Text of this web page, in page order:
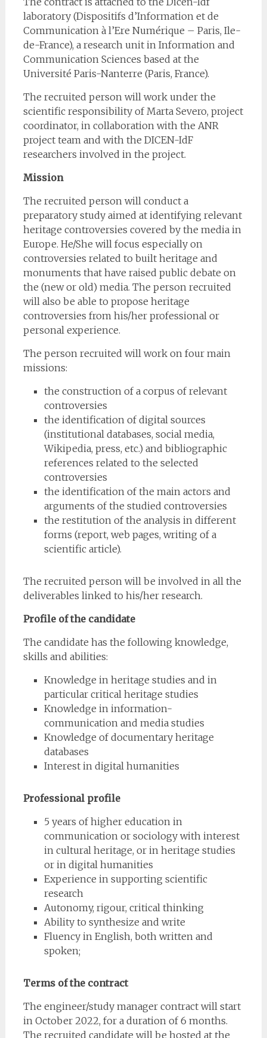
laboratory (Dispositifs d’Information et de
Communication à l’Ere Numérique – Paris, Ile-
de-France), a research unit in Information and
Communication Sciences based at the
Université Paris-Nanterre (Paris, France).
The recruited person will work under the
scientific responsibility of Marta Severo, project
coordinator, in collaboration with the ANR
project team and with the DICEN-IdF
researchers involved in the project.
Mission
The recruited person will conduct a
preparatory study aimed at identifying relevant
heritage controversies covered by the media in
Europe. He/She will focus especially on
controversies related to built heritage and
monuments that have raised public debate on
the (new or old) media. The person recruited
will also be able to propose heritage
controversies from his/her professional or
personal experience.
The person recruited will work on four main
missions:
the construction of a corpus of relevant
controversies
the identification of digital sources
(institutional databases, social media,
Wikipedia, press, etc.) and bibliographic
references related to the selected
controversies
the identification of the main actors and
arguments of the studied controversies
the restitution of the analysis in different
forms (report, web pages, writing of a
scientific article).
The recruited person will be involved in all the
deliverables linked to his/her research.
Profile of the candidate
The candidate has the following knowledge,
skills and abilities:
Knowledge in heritage studies and in
particular critical heritage studies
Knowledge in information-
communication and media studies
Knowledge of documentary heritage
databases
Interest in digital humanities
Professional profile
5 years of higher education in
communication or sociology with interest
in cultural heritage, or in heritage studies
or in digital humanities
Experience in supporting scientific
research
Autonomy, rigour, critical thinking
Ability to synthesize and write
Fluency in English, both written and
spoken;
Terms of the contract
The engineer/study manager contract will start
in October 2022, for a duration of 6 months.
The recruited candidate will be hosted at the